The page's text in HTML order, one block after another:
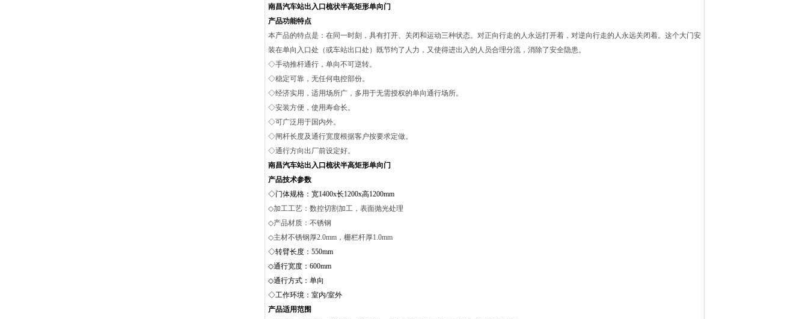
南昌汽车站出入口梳状半高矩形单向门
产品功能特点
本产品的特点是：在同一时刻，具有打开、关闭和运动三种状态。对正向行走的人永远打开着，对逆向行走的人永远关闭着。这个大门安
装在单向入口处（或车站出口处）既节约了人力，又使得进出入的人员合理分流，消除了安全隐患。
◇手动推杆通行，单向不可逆转。
◇稳定可靠，无任何电控部份。
◇经济实用，适用场所广，多用于无需授权的单向通行场所。
◇安装方便，使用寿命长。
◇可广泛用于国内外。
◇闸杆长度及通行宽度根据客户按要求定做。
◇通行方向出厂前设定好。
南昌汽车站出入口梳状半高矩形单向门
产品技术参数
◇门体规格：宽1400x长1200x高1200mm
◇加工工艺：数控切割加工，表面抛光处理
◇产品材质：不锈钢
◇主材不锈钢厚2.0mm，栅栏杆厚1.0mm
◇转臂长度：550mm
◇通行宽度：600mm
◇通行方式：单向
◇工作环境：室内/室外
产品适用范围